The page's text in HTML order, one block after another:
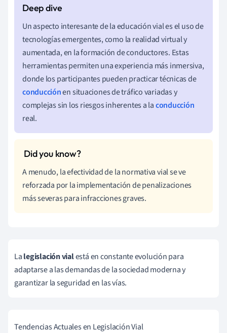
Un aspecto interesante de la educación vial es el uso de
tecnologías emergentes, como la realidad virtual y
aumentada, en la formación de conductores. Estas
herramientas permiten una experiencia más inmersiva,
donde los participantes pueden practicar técnicas de
conducciónen situaciones de tráfico variadas y
complejas sin los riesgos inherentes a laconducción
real.
A menudo, la efectividad de la normativa vial se ve
reforzada por la implementación de penalizaciones
más severas para infracciones graves.
Lalegislación vialestá en constante evolución para
adaptarse a las demandas de la sociedad moderna y
garantizar la seguridad en las vías.
Tendencias Actuales en Legislación Vial